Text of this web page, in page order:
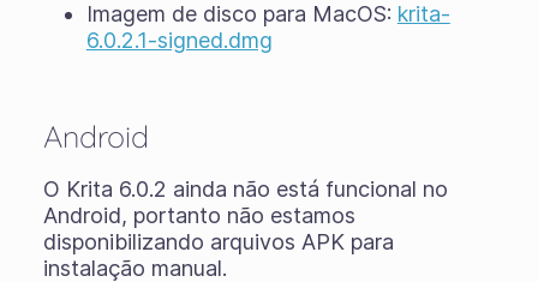
Imagem de disco para MacOS: krita-
6.0.2.1-signed.dmg
Android
O Krita 6.0.2 ainda não está funcional no
Android, portanto não estamos
disponibilizando arquivos APK para
instalação manual.